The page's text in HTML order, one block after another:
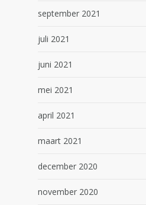
september 2021
juli 2021
juni 2021
mei 2021
april 2021
maart 2021
december 2020
november 2020